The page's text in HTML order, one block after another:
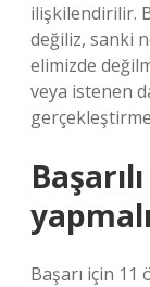
ilişkilendirilir.
değiliz, sanki
elimizde
veya istenen
Başarı için